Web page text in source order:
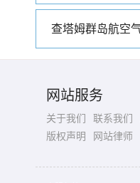
网站服务
关于我们 联系我们
版权声明
网站律师